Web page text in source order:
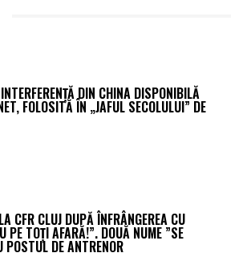
DIN CHINA DISPONIBILĂ
FOLOSITĂ ÎN „JAFUL SECOLULUI” DE
CFR CLUJ DUPĂ ÎNFRÂNGEREA CU
PE TOȚI AFARĂ!”. DOUĂ NUME ”SE
POSTUL DE ANTRENOR